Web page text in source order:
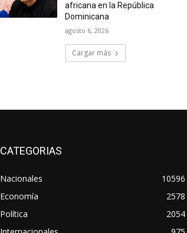
africana en la República
Dominicana
agosto 6, 2026
Cargar más
CATEGORIAS
Nacionales
10596
Economía
2578
Política
2054